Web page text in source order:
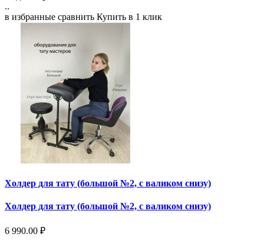
..
в избранные сравнить Купить в 1 клик
Холдер для тату (большой №2, с валиком снизу)
Холдер для тату (большой №2, с валиком снизу)
6 990.00 ₽